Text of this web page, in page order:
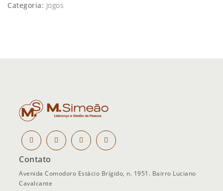
Categoria: Jogos
Contato
Avenida Comodoro Estácio Brígido, n. 1951. Bairro Luciano
Cavalcante